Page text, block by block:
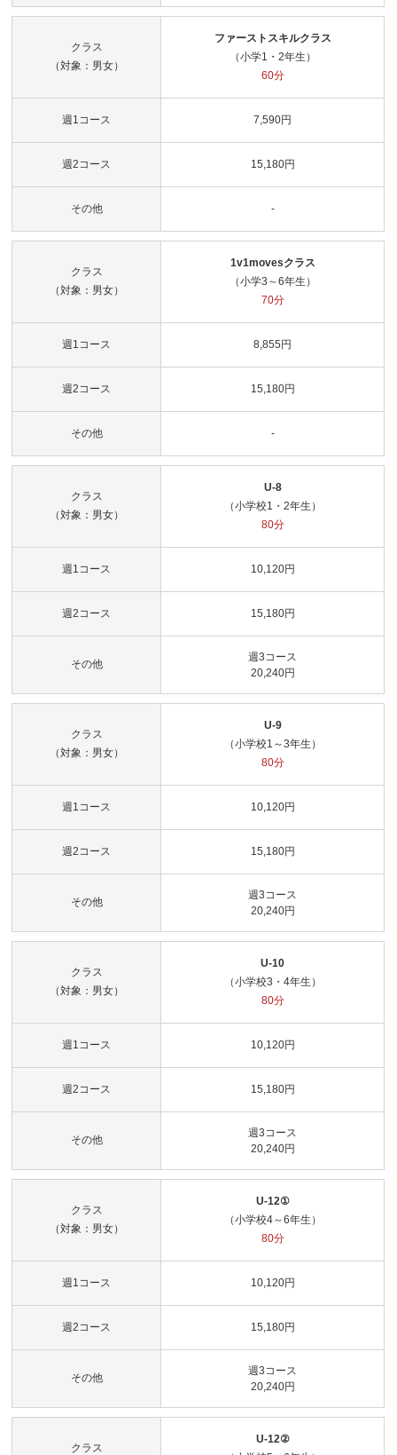
クラス
（対象：男女）
ファーストスキルクラス
（小学1・2年生）
60分
週1コース 7,590円
週2コース 15,180円
その他 -
クラス
（対象：男女）
1v1movesクラス
（小学3～6年生）
70分
週1コース 8,855円
週2コース 15,180円
その他 -
クラス
（対象：男女）
U-8
（小学校1・2年生）
80分
週1コース 10,120円
週2コース 15,180円
その他
週3コース
20,240円
クラス
（対象：男女）
U-9
（小学校1～3年生）
80分
週1コース 10,120円
週2コース 15,180円
その他
週3コース
20,240円
クラス
（対象：男女）
U-10
（小学校3・4年生）
80分
週1コース 10,120円
週2コース 15,180円
その他
週3コース
20,240円
クラス
（対象：男女）
U-12①
（小学校4～6年生）
80分
週1コース 10,120円
週2コース 15,180円
その他
週3コース
20,240円
クラス
U-12②